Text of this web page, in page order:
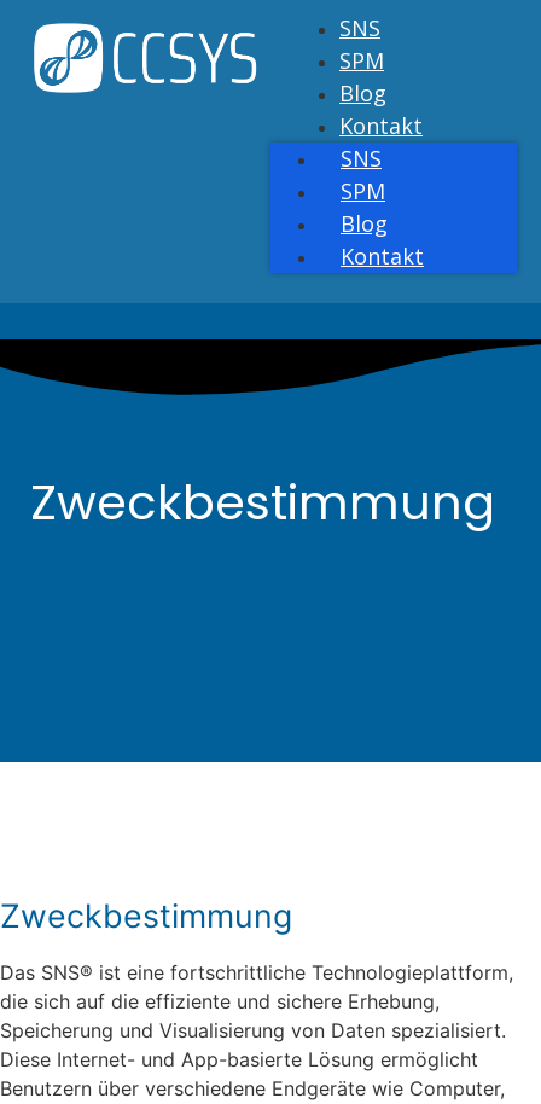
SNS
SPM
Blog
Kontakt
SNS
SPM
Blog
Kontakt
Zweckbestimmung
Zweckbestimmung
Das SNS® ist eine fortschrittliche Technologieplattform,
die sich auf die effiziente und sichere Erhebung,
Speicherung und Visualisierung von Daten spezialisiert.
Diese Internet- und App-basierte Lösung ermöglicht
Benutzern über verschiedene Endgeräte wie Computer,